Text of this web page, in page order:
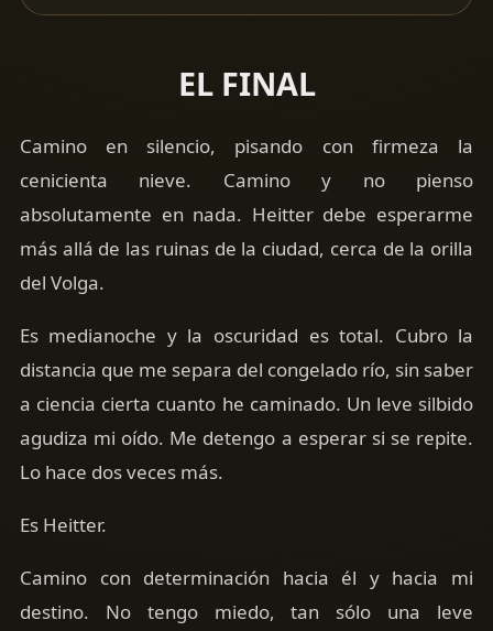
EL FINAL
Camino en silencio, pisando con firmeza la
cenicienta nieve. Camino y no pienso
absolutamente en nada. Heitter debe esperarme
más allá de las ruinas de la ciudad, cerca de la orilla
del Volga.
Es medianoche y la oscuridad es total. Cubro la
distancia que me separa del congelado río, sin saber
a ciencia cierta cuanto he caminado. Un leve silbido
agudiza mi oído. Me detengo a esperar si se repite.
Lo hace dos veces más.
Es Heitter.
Camino con determinación hacia él y hacia mi
destino. No tengo miedo, tan sólo una leve